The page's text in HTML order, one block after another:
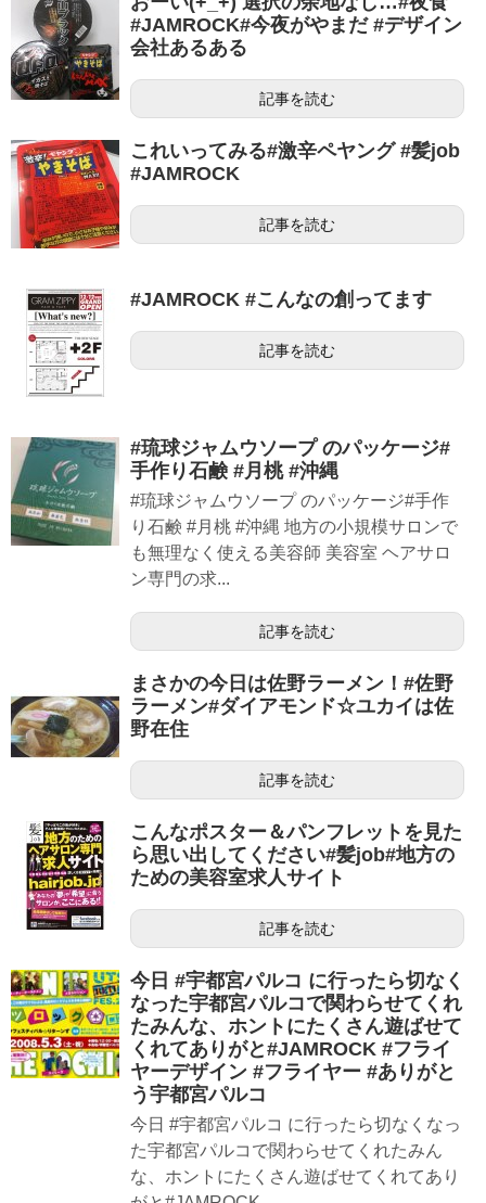
#JAMROCK#今夜がやまだ #デザイン
会社あるある
記事を読む
これいってみる#激辛ペヤング #髪job
#JAMROCK
記事を読む
#JAMROCK #こんなの創ってます
記事を読む
#琉球ジャムウソープ のパッケージ#
手作り石鹸 #月桃 #沖縄
#琉球ジャムウソープ のパッケージ#手作
り石鹸 #月桃 #沖縄 地方の小規模サロンで
も無理なく使える美容師 美容室 ヘアサロ
ン専門の求...
記事を読む
まさかの今日は佐野ラーメン！#佐野
ラーメン#ダイアモンド☆ユカイは佐
野在住
記事を読む
こんなポスター＆パンフレットを見た
ら思い出してください#髪job#地方の
ための美容室求人サイト
記事を読む
今日 #宇都宮パルコ に行ったら切なく
なった宇都宮パルコで関わらせてくれ
たみんな、ホントにたくさん遊ばせて
くれてありがと#JAMROCK #フライ
ヤーデザイン #フライヤー #ありがと
う宇都宮パルコ
今日 #宇都宮パルコ に行ったら切なくなっ
た宇都宮パルコで関わらせてくれたみん
な、ホントにたくさん遊ばせてくれてあり